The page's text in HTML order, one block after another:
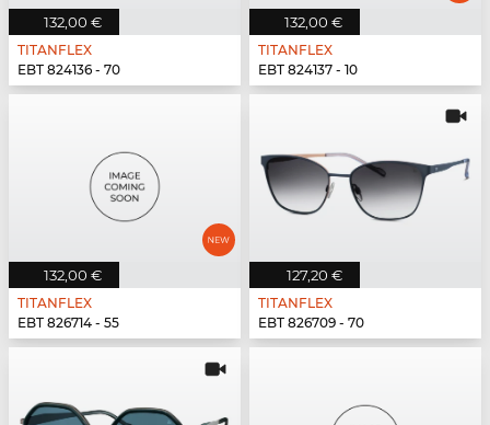
132,00 €
TITANFLEX
EBT 824136 - 70
132,00 €
TITANFLEX
EBT 824137 - 10
132,00 €
TITANFLEX
EBT 826714 - 55
127,20 €
TITANFLEX
EBT 826709 - 70